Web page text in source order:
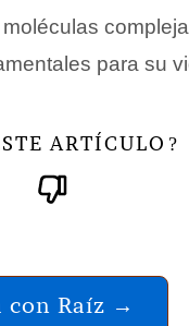
para su
ARTÍCULO ?
con Raíz →